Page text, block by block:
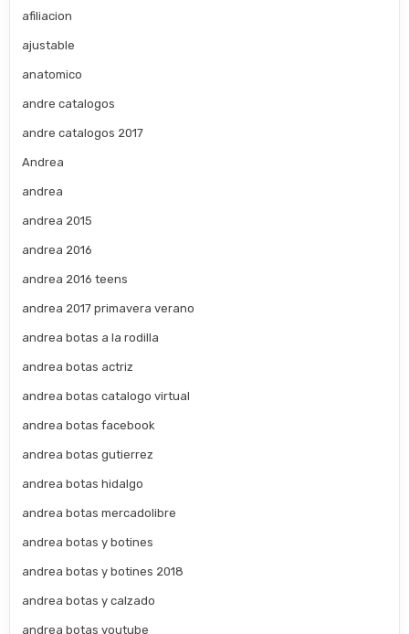
afiliacion
ajustable
anatomico
andre catalogos
andre catalogos 2017
Andrea
andrea
andrea 2015
andrea 2016
andrea 2016 teens
andrea 2017 primavera verano
andrea botas a la rodilla
andrea botas actriz
andrea botas catalogo virtual
andrea botas facebook
andrea botas gutierrez
andrea botas hidalgo
andrea botas mercadolibre
andrea botas y botines
andrea botas y botines 2018
andrea botas y calzado
andrea botas youtube